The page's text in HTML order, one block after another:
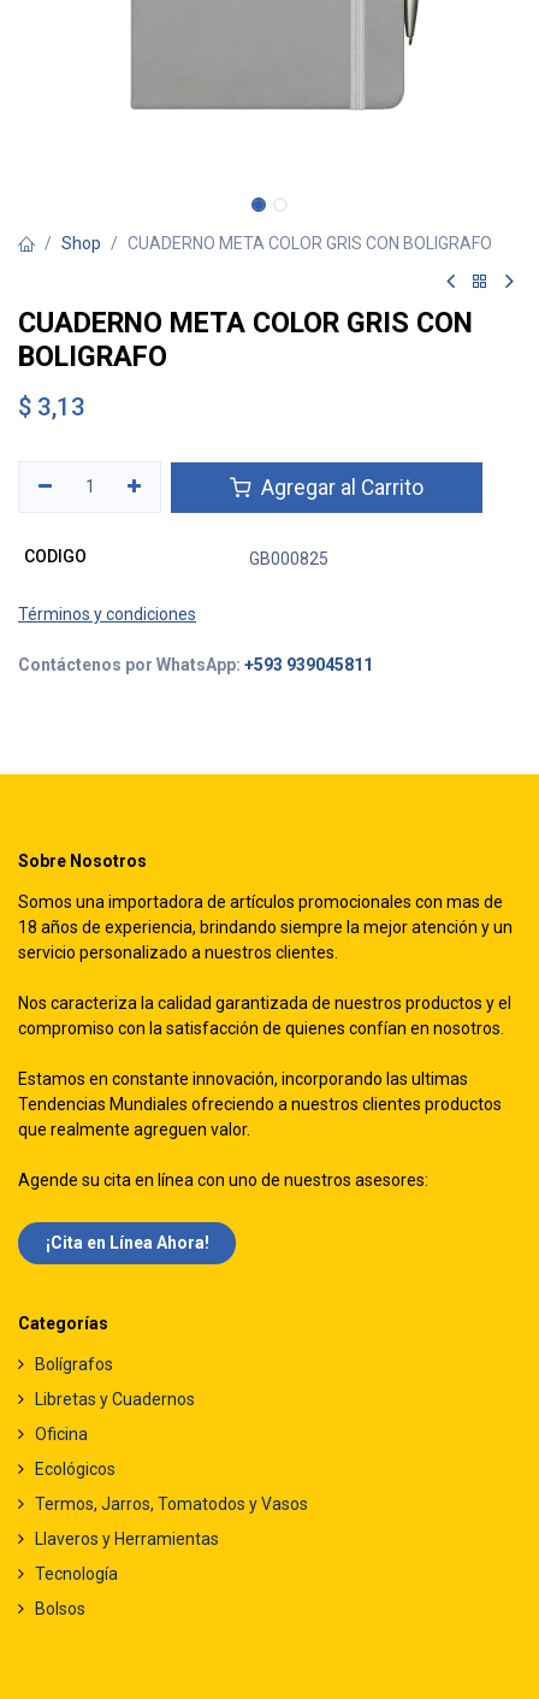
Shop CUADERNO META COLOR GRIS CON BOLIGRAFO
CUADERNO META COLOR GRIS CON
BOLIGRAFO
$ 3,13
Agregar al Carrito
CODIGO GB000825
Términos y condiciones
Contáctenos por WhatsApp: +593 939045811
Sobre Nosotros
Somos una importadora de artículos promocionales con mas de
18 años de experiencia, brindando siempre la mejor atención y un
servicio personalizado a nuestros clientes.
Nos caracteriza la calidad garantizada de nuestros productos y el
compromiso con la satisfacción de quienes confían en nosotros.
Estamos en constante innovación, incorporando las ultimas
Tendencias Mundiales ofreciendo a nuestros clientes productos
que realmente agreguen valor.
Agende su cita en línea con uno de nuestros asesores:
¡Cita en Línea Ah​​ora!
Categorías
Bolígrafos
Libretas y Cuadernos
Oficina
Ecológicos
Termos, Jarros, Tomatodos y Vasos
Llaveros y Herramientas
Tecnología
Bolsos